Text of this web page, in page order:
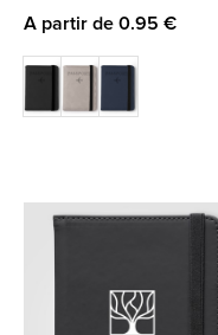
A partir de 0.95 €